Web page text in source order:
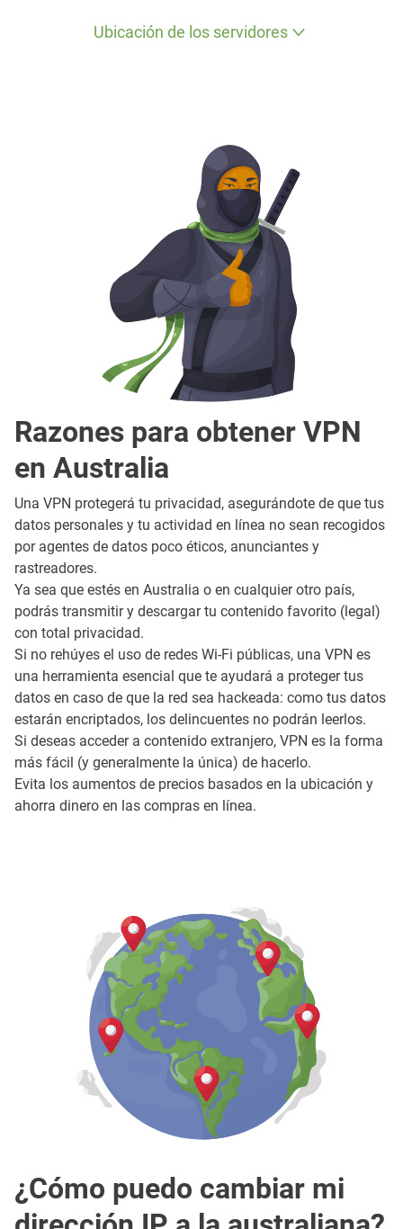
Ubicación de los servidores
Razones para obtener VPN
en Australia
Una VPN protegerá tu privacidad, asegurándote de que tus
datos personales y tu actividad en línea no sean recogidos
por agentes de datos poco éticos, anunciantes y
rastreadores.
Ya sea que estés en Australia o en cualquier otro país,
podrás transmitir y descargar tu contenido favorito (legal)
con total privacidad.
Si no rehúyes el uso de redes Wi-Fi públicas, una VPN es
una herramienta esencial que te ayudará a proteger tus
datos en caso de que la red sea hackeada: como tus datos
estarán encriptados, los delincuentes no podrán leerlos.
Si deseas acceder a contenido extranjero, VPN es la forma
más fácil (y generalmente la única) de hacerlo.
Evita los aumentos de precios basados en la ubicación y
ahorra dinero en las compras en línea.
¿Cómo puedo cambiar mi